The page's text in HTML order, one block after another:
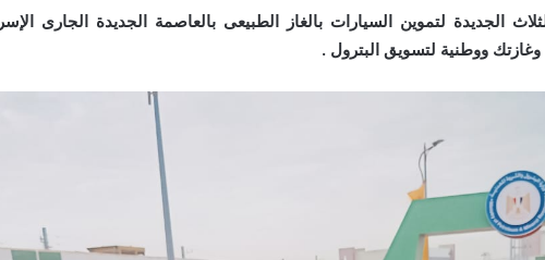
الجديدة لتموين السيارات بالغاز الطبيعى بالعاصمة الجديدة الجارى
ووطنية لتسويق البترول .